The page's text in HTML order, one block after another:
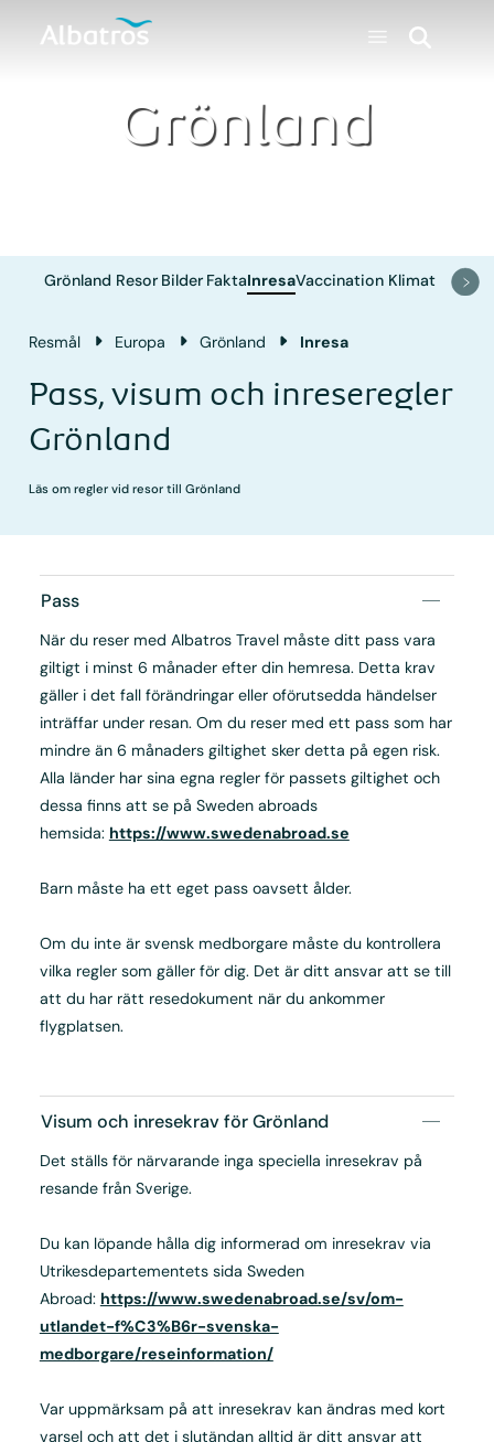
Grönland
Grönland Resor Bilder FaktaInresaVaccination Klimat
Resmål Europa Grönland Inresa
Pass, visum och inreseregler
Grönland
Läs om regler vid resor till Grönland
Pass
När du reser med Albatros Travel måste ditt pass vara
giltigt i minst 6 månader efter din hemresa. Detta krav
gäller i det fall förändringar eller oförutsedda händelser
inträffar under resan. Om du reser med ett pass som har
mindre än 6 månaders giltighet sker detta på egen risk.
Alla länder har sina egna regler för passets giltighet och
dessa finns att se på Sweden abroads
hemsida: https://www.swedenabroad.se
Barn måste ha ett eget pass oavsett ålder.
Om du inte är svensk medborgare måste du kontrollera
vilka regler som gäller för dig. Det är ditt ansvar att se till
att du har rätt resedokument när du ankommer
flygplatsen.
Visum och inresekrav för Grönland
Det ställs för närvarande inga speciella inresekrav på
resande från Sverige.
Du kan löpande hålla dig informerad om inresekrav via
Utrikesdepartementets sida Sweden
Abroad: https://www.swedenabroad.se/sv/om-
utlandet-f%C3%B6r-svenska-
medborgare/reseinformation/
Var uppmärksam på att inresekrav kan ändras med kort
varsel och att det i slutändan alltid är ditt ansvar att